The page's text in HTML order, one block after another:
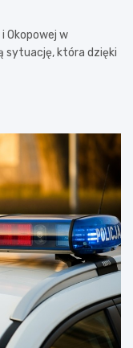
Okopowej w
sytuację, która dzięki